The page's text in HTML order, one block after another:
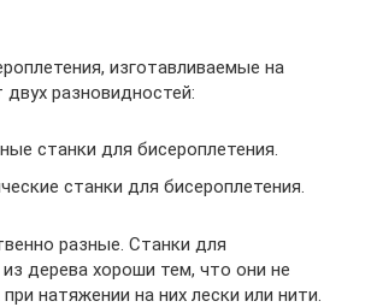
изготавливаемые на
разновидностей:
станки для бисероплетения.
станки для бисероплетения.
разные. Станки для
дерева хороши тем, что они не
натяжении на них лески или нити.